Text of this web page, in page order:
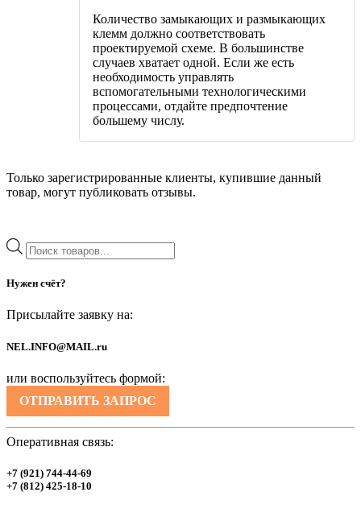
Количество замыкающих и размыкающих
клемм должно соответствовать
проектируемой схеме. В большинстве
случаев хватает одной. Если же есть
необходимость управлять
вспомогательными технологическими
процессами, отдайте предпочтение
большему числу.
Только зарегистрированные клиенты, купившие данный
товар, могут публиковать отзывы.
Поиск
товаров
Нужен счёт?
Присылайте заявку на:
NEL.INFO@MAIL.ru
или воспользуйтесь формой:
ОТПРАВИТЬ ЗАПРОС
Оперативная связь:
+7 (921) 744-44-69
+7 (812) 425-18-10